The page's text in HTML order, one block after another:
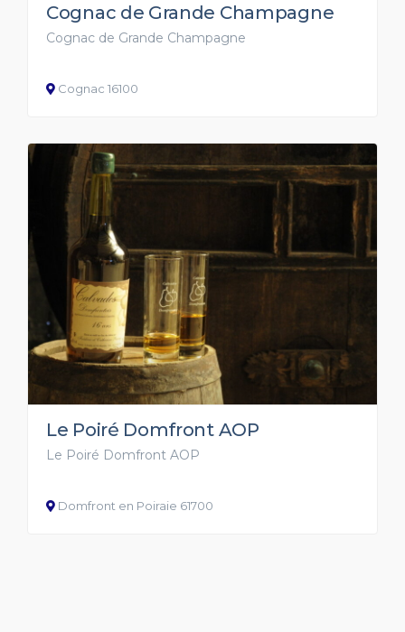
Cognac de Grande Champagne
Cognac de Grande Champagne
Cognac 16100
Le Poiré Domfront AOP
Le Poiré Domfront AOP
Domfront en Poiraie 61700